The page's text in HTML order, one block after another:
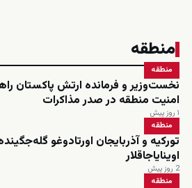
منطقه
منطقه
نخست‌وزیر و فرمانده ارتش پاکستان
امنیت منطقه در صدر مذاکرات
۱ روز پیش
منطقه
تورکیه و آذربایجان اورتادوغو
اوینایاجاقلار
2 روز پیش
منطقه